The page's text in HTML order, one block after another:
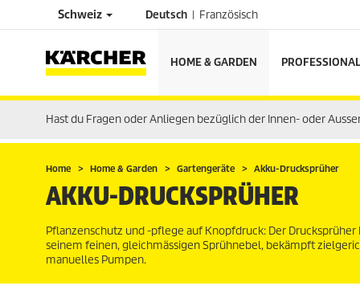
Schweiz Deutsch Französisch
HOME & GARDEN PROFESSIONAL
Hast du Fragen oder Anliegen bezüglich der Innen- oder
Home Home & Garden Gartengeräte Akku-Drucksprüher
AKKU-DRUCKSPRÜHER
Pflanzenschutz und -pflege auf Knopfdruck: Der
seinem feinen, gleichmässigen Sprühnebel, bekämpft
manuelles Pumpen.